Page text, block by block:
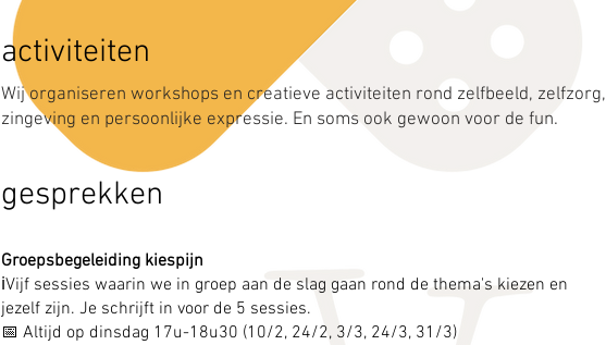
activiteiten
Wij organiseren workshops en creatieve activiteiten rond zelfbeeld, zelfzorg,
zingeving en persoonlijke expressie. En soms ook gewoon voor de fun.
gesprekken
Groepsbegeleiding kiespijn
ℹ️Vijf sessies waarin we in groep aan de slag gaan rond de thema's kiezen en
jezelf zijn. Je schrijft in voor de 5 sessies.
📅 Altijd op dinsdag 17u-18u30 (10/2, 24/2, 3/3, 24/3, 31/3)